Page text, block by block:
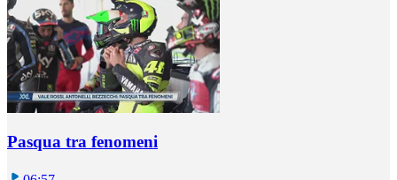
Pasqua tra fenomeni